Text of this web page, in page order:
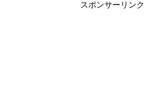
スポンサーリンク